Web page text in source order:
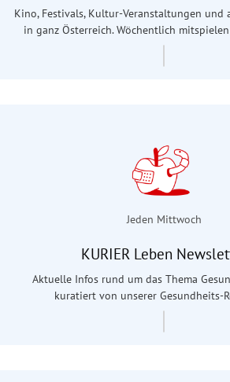
Kino, Festivals, Kultur-Veranstaltungen und
in ganz Österreich. Wöchentlich
Jeden Mittwoch
KURIER Leben
Aktuelle Infos rund um das Thema
kuratiert von unserer Gesundheits-